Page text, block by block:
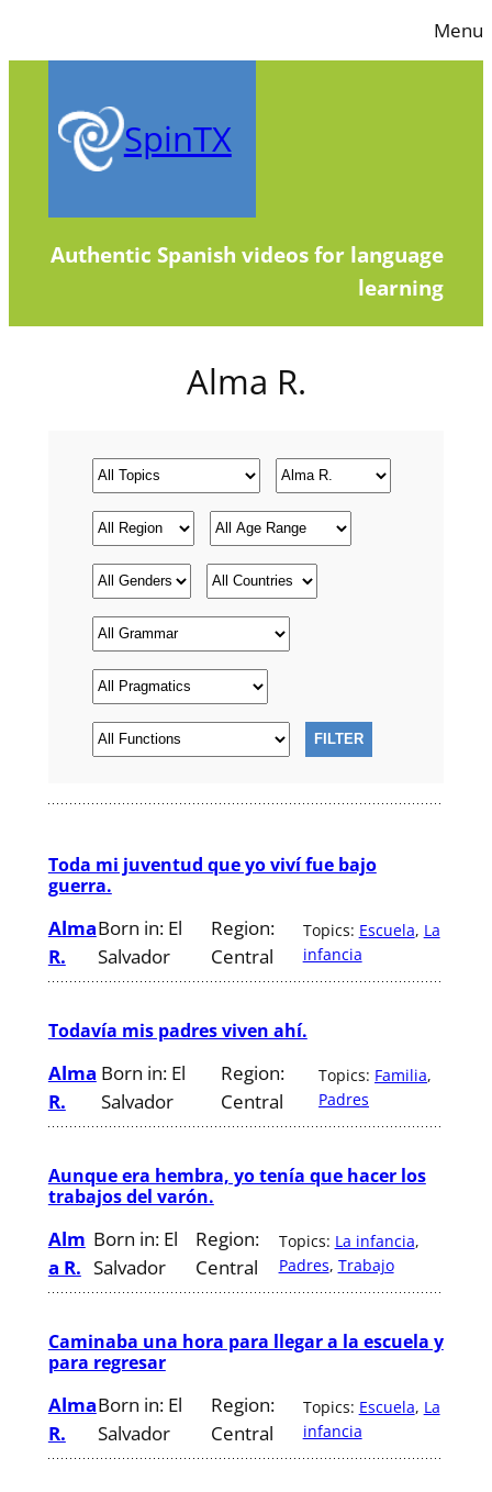
to
Menu
SpinTX
Authentic Spanish videos for language
learning
Alma R.
Toda mi juventud que yo viví fue bajo
guerra.
Alma
R.
Born in: El
Salvador
Region:
Central
Topics: Escuela, La
infancia
Todavía mis padres viven ahí.
Alma
R.
Born in: El
Salvador
Region:
Central
Topics: Familia
Padres
Aunque era hembra, yo tenía que hacer los
trabajos del varón.
Alm
a R.
Born in: El
Salvador
Region:
Central
Topics: La infancia
Padres, Trabajo
Caminaba una hora para llegar a la escuela y
para regresar
Alma
R.
Born in: El
Salvador
Region:
Central
Topics: Escuela, La
infancia